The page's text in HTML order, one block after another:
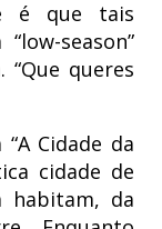
é que tais
season”
queres
Cidade da
cidade de
habitam, da